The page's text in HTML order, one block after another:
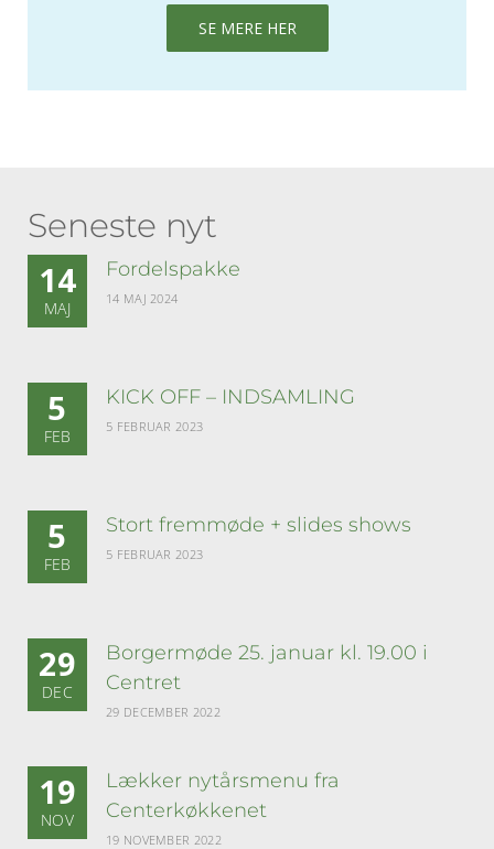
SE MERE HER
Seneste nyt
14
MAJ
Fordelspakke
14 MAJ 2024
5
FEB
KICK OFF – INDSAMLING
5 FEBRUAR 2023
5
FEB
Stort fremmøde + slides shows
5 FEBRUAR 2023
29
DEC
Borgermøde 25. januar kl. 19.00 i
Centret
29 DECEMBER 2022
19
NOV
Lækker nytårsmenu fra
Centerkøkkenet
19 NOVEMBER 2022